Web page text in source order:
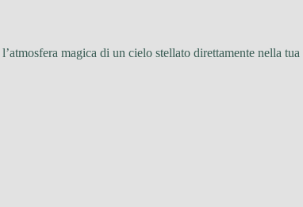
magica di un cielo stellato direttamente nella tua